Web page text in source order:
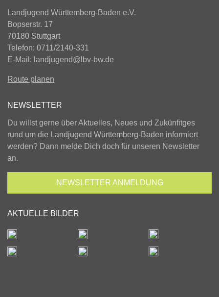
Landjugend Württemberg-Baden e.V.
Bopserstr. 17
70180 Stuttgart
Telefon: 0711/2140-331
E-Mail: landjugend@lbv-bw.de
Route planen
NEWSLETTER
Du willst gerne über Aktuelles, Neues und Zukünfitges
rund um die Landjugend Württemberg-Baden informiert
werden? Dann melde Dich doch für unseren Newsletter
an.
NEWSLETTER ANMELDUNG
AKTUELLE BILDER